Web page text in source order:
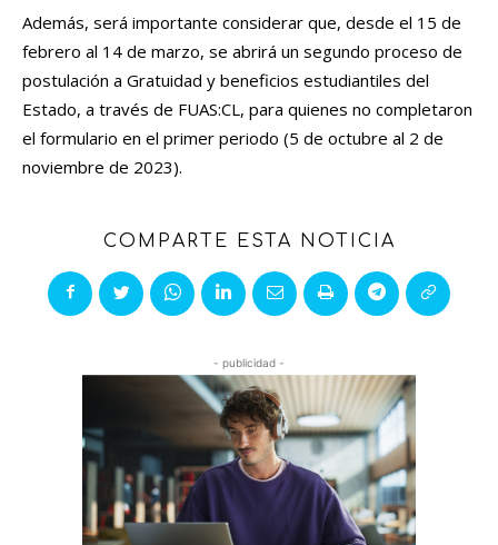
Además, será importante considerar que, desde el 15 de
febrero al 14 de marzo, se abrirá un segundo proceso de
postulación a Gratuidad y beneficios estudiantiles del
Estado, a través de FUAS:CL, para quienes no completaron
el formulario en el primer periodo (5 de octubre al 2 de
noviembre de 2023).
COMPARTE ESTA NOTICIA
- publicidad -